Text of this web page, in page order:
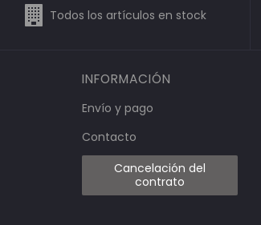
Todos los artículos en stock
INFORMACIÓN
Envío y pago
Contacto
Cancelación del
contrato